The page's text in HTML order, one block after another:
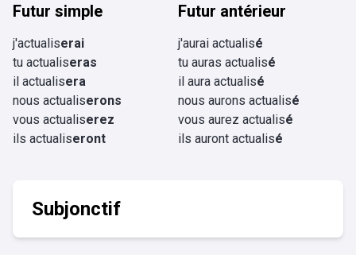
Futur simple
j'actualiserai
tu actualiseras
il actualisera
nous actualiserons
vous actualiserez
ils actualiseront
Futur antérieur
j'aurai actualisé
tu auras actualisé
il aura actualisé
nous aurons actualisé
vous aurez actualisé
ils auront actualisé
Subjonctif